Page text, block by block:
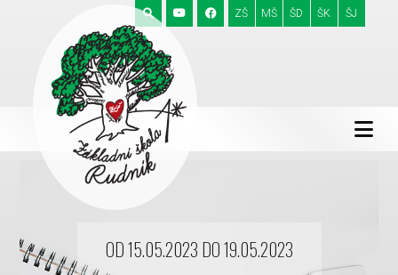
ZŠ MŠ ŠD ŠK ŠJ
OD 15.05.2023 DO 19.05.2023